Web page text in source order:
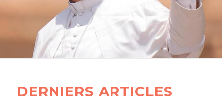
DERNIERS ARTICLES